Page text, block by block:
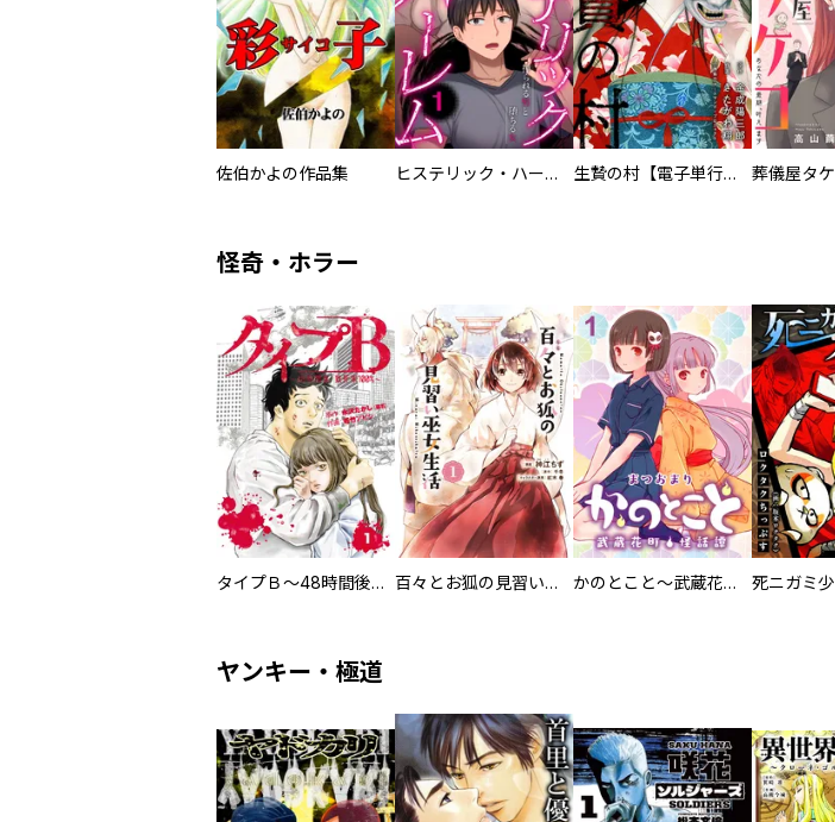
佐伯かよの作品集 ヒステリック・ハーレム～搾られる男と堕ちる女～【電子単行本版】 生贄の村【電子単行本版】
怪奇・ホラー
タイプＢ～48時間後、致死率100％～【単話】 百々とお狐の見習い巫女生活【単行本版】 かのとこと～武蔵花町怪話譚～ 【連載版】
ヤンキー・極道